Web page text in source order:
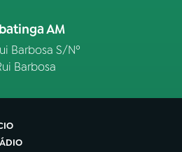
AM
Barbosa S/Nº
Barbosa